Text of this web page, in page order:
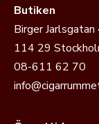
Butiken
Birger Jarlsgatan
114 29
08-611 62 70